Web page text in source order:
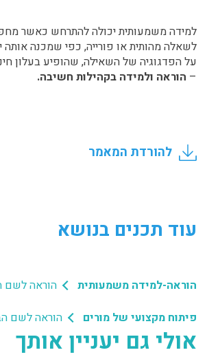
למידה משמעותית יכולה להתרחש כאשר
לשאלה מהותית או פורייה, כפי שמכנה אותה
– הוראה ולמידה בקהילות חשיבה.
להורדת המאמר
עוד תכנים בנושא
הוראה-למידה משמעותית
הוראה לשם
פיתוח מקצועי של מורים
הוראה לשם
אולי גם יעניין אותך